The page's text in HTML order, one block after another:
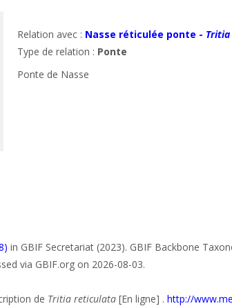
Relation avec : Nasse réticulée ponte - Tritia
Type de relation : Ponte
Ponte de Nasse
in GBIF Secretariat (2023). GBIF Backbone
via GBIF.org on 2026-08-03.
de Tritia reticulata [En ligne] . http://